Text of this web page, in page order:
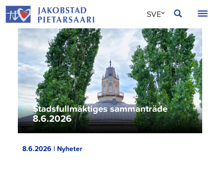
Hoppa
till
innehållet
SVE
FIN
ENG
Stadsfullmäktiges sammanträde
8.6.2026
8.6.2026 | Nyheter